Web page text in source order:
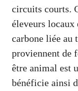
circuits courts.
éleveurs locaux
carbone liée au
proviennent de
être animal est
bénéficie ainsi